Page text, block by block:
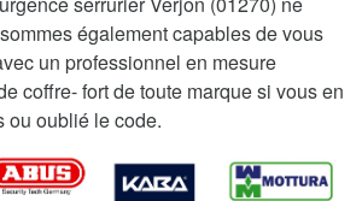
également capables de vous
un professionnel en mesure
coffre- fort de toute marque si vous en
ou oublié le code.